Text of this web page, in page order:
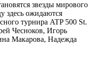
звезды мирового
здесь ожидаются
турнира ATP 500 St.
Чесноков, Игорь
Макарова, Надежда